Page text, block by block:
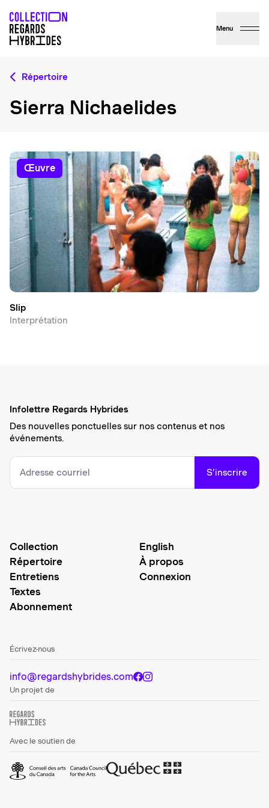
Menu
Répertoire
Sierra Nichaelides
œuvre
Slip
Interprétation
Infolettre Regards Hybrides
Des nouvelles ponctuelles sur nos contenus et nos
événements.
S’inscrire
Collection
Répertoire
Entretiens
Textes
Abonnement
English
À propos
Connexion
Écrivez-nous
info@regardshybrides.com
Un projet de
Avec le soutien de